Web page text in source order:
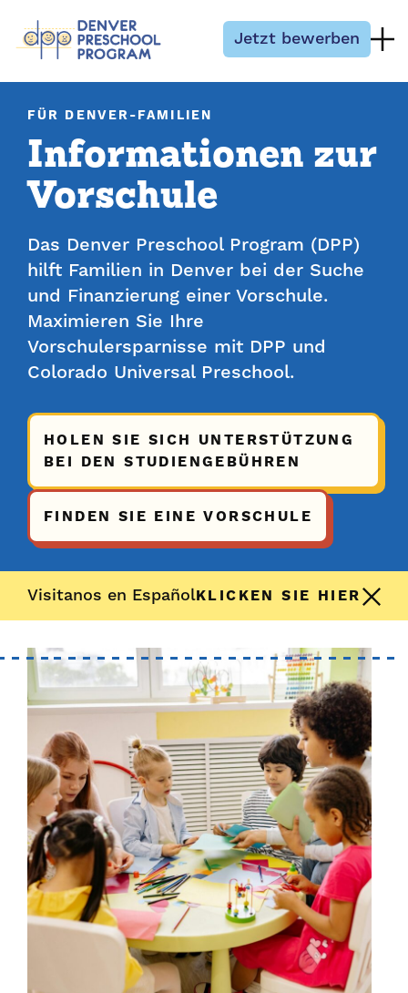
Jetzt bewerben
FÜR DENVER-FAMILIEN
Informationen zur
Vorschule
Das Denver Preschool Program (DPP)
hilft Familien in Denver bei der Suche
und Finanzierung einer Vorschule.
Maximieren Sie Ihre
Vorschulersparnisse mit DPP und
Colorado Universal Preschool.
HOLEN SIE SICH UNTERSTÜTZUNG
BEI DEN STUDIENGEBÜHREN
FINDEN SIE EINE VORSCHULE
Visitanos en EspañolKLICKEN SIE HIER